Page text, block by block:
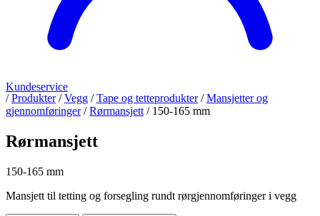
Kundeservice
/ Produkter / Vegg / Tape og tetteprodukter / Mansjetter og
gjennomføringer / Rørmansjett / 150-165 mm
Rørmansjett
150-165 mm
Mansjett til tetting og forsegling rundt rørgjennomføringer i vegg